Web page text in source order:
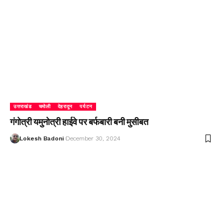
उत्तराखंड चमोली देहरादून पर्यटन
गंगोत्री यमुनोत्री हाईवे पर बर्फबारी बनी मुसीबत
Lokesh Badoni December 30, 2024